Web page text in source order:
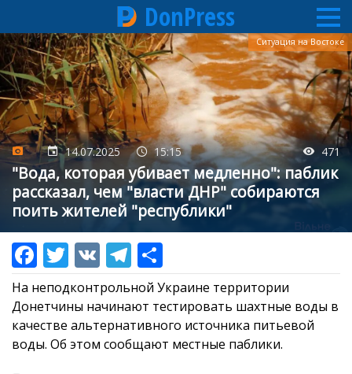
Перейти
к
основному
содержанию
DonPress
14.07.2025 15:15 471
"Вода, которая убивает медленно": паблик
рассказал, чем "власти ДНР" собираются
поить жителей "республики"
Ситуация на Востоке
На неподконтрольной Украине территории
Донетчины начинают тестировать шахтные воды в
качестве альтернативного источника питьевой
воды. Об этом сообщают местные паблики.